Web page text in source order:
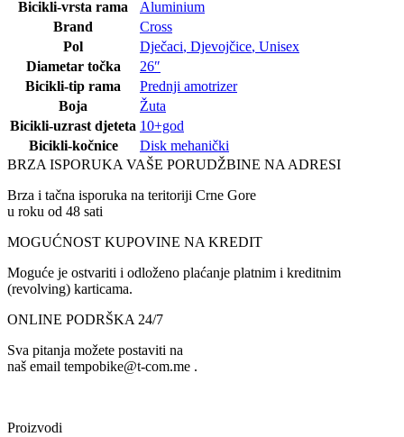
Bicikli-vrsta rama
Aluminium
Brand
Cross
Pol
Dječaci, Djevojčice, Unisex
Diametar točka
26″
Bicikli-tip rama
Prednji amotrizer
Boja
Žuta
Bicikli-uzrast djeteta 10+god
Bicikli-kočnice
Disk mehanički
BRZA ISPORUKA VAŠE PORUDŽBINE NA ADRESI
Brza i tačna isporuka na teritoriji Crne Gore
u roku od 48 sati
MOGUĆNOST KUPOVINE NA KREDIT
Moguće je ostvariti i odloženo plaćanje platnim i kreditnim
(revolving) karticama.
ONLINE PODRŠKA 24/7
Sva pitanja možete postaviti na
naš email tempobike@t-com.me .
Proizvodi